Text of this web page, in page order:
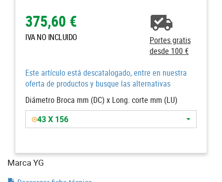
375,60 €
IVA NO INCLUIDO
Portes gratis
desde 100 €
Este artículo está descatalogado, entre en nuestra
oferta de productos y busque las alternativas
Diámetro Broca mm (DC) x Long. corte mm (LU)
43 X 156
Marca YG